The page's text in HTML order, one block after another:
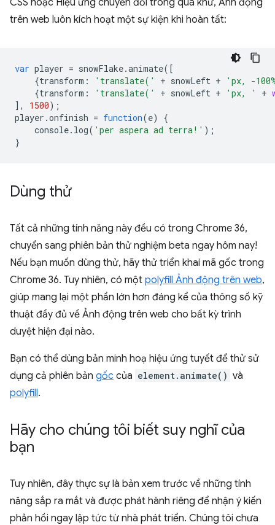
CSS hoặc Hiệu ứng chuyển đổi trong quá khứ, Ảnh động
trên web luôn kích hoạt một sự kiện khi hoàn tất:
var player = snowFlake.animate([
{transform : 'translate(' + snowLeft +
'px, -
{transform : 'translate(' + snowLeft + 'px, ' +
],
1500);
player .onfinish = function(e)
{
console. log( 'per aspera ad terra!' );
}
Dùng thử
Tất cả những tính năng này đều có trong Chrome 36,
chuyển sang phiên bản thử nghiệm beta ngay hôm nay!
Nếu bạn muốn dùng thử, hãy thử triển khai mã gốc trong
Chrome 36. Tuy nhiên, có một polyfill Ảnh động trên web,
giúp mang lại một phần lớn hơn đáng kể của thông số kỹ
thuật đầy đủ về Ảnh động trên web cho bất kỳ trình
duyệt hiện đại nào.
Bạn có thể dùng bản minh hoạ hiệu ứng tuyết để thử sử
dụng cả phiên bản gốc của element.animate() và
polyfill.
Hãy cho chúng tôi biết suy nghĩ của
bạn
Tuy nhiên, đây thực sự là bản xem trước về những tính
năng sắp ra mắt và được phát hành riêng để nhận ý kiến
phản hồi ngay lập tức từ nhà phát triển. Chúng tôi chưa